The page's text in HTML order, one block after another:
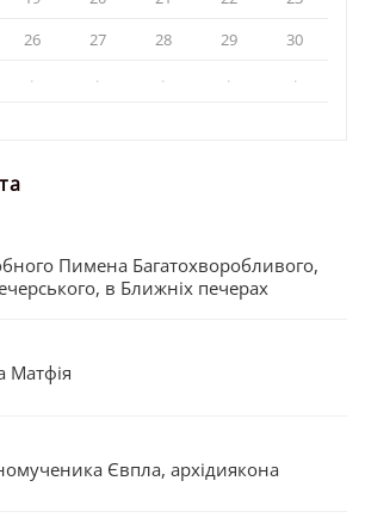
26 27 28 29
30
· · · · ·
Пимена Багатохворобливого,
в Ближніх печерах
Матфія
Євпла, архідиякона